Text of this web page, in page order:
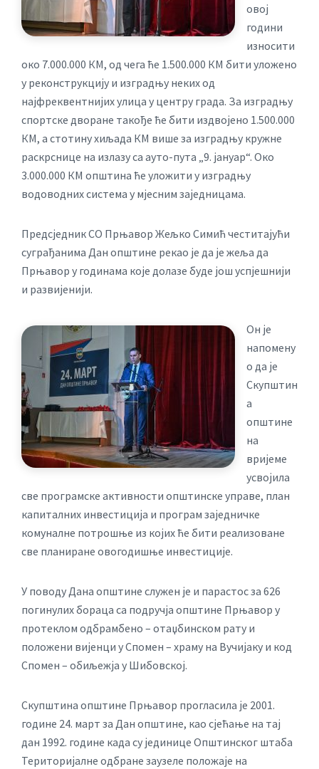
овој
години
износити
око 7.000.000 КМ, од чега ће 1.500.000 КМ бити уложено
у реконструкцију и изградњу неких од
најфреквентнијих улица у центру града. За изградњу
спортске дворане такође ће бити издвојено 1.500.000
КМ, а стотину хиљада КМ више за изградњу кружне
раскрснице на излазу са ауто-пута „9. јануар“. Око
3.000.000 КМ општина ће уложити у изградњу
водоводних система у мјесним заједницама.
Предсједник СО Прњавор Жељко Симић честитајући
суграђанима Дан општине рекао је да је жеља да
Прњавор у годинама које долазе буде још успјешнији
и развијенији.
Он је
напомену
о да је
Скупштин
а
општине
на
вријеме
усвојила
све програмске активности општинске управе, план
капиталних инвестиција и програм заједничке
комуналне потрошње из којих ће бити реализоване
све планиране овогодишње инвестиције.
У поводу Дана општине служен је и парастос за 626
погинулих бораца са подручја општине Прњавор у
протеклом одбрамбено – отаџбинском рату и
положени вијенци у Спомен – храму на Вучијаку и код
Спомен – обиљежја у Шибовској.
Скупштина општине Прњавор прогласила је 2001.
године 24. март за Дан општине, као сјећање на тај
дан 1992. године када су јединице Општинског штаба
Територијалне одбране заузеле положаје на